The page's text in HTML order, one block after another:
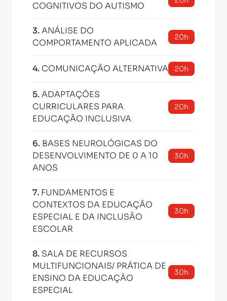
COGNITIVOS DO AUTISMO
3.ANÁLISE DO
COMPORTAMENTO APLICADA
20h
4. COMUNICAÇÃO ALTERNATIVA 20h
5.ADAPTAÇÕES
CURRICULARES PARA
EDUCAÇÃO INCLUSIVA
20h
6. BASES NEUROLÓGICAS DO
DESENVOLVIMENTO DE 0 A 10
ANOS
30h
7. FUNDAMENTOS E
CONTEXTOS DA EDUCAÇÃO
ESPECIAL E DA INCLUSÃO
ESCOLAR
30h
8. SALA DE RECURSOS
MULTIFUNCIONAIS/ PRÁTICA DE
ENSINO DA EDUCAÇÃO
ESPECIAL
30h